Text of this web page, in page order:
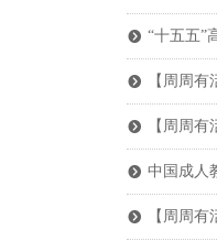
뀹 “十五五”
뀹 【周周
뀹 【周周
뀹 中国成人
뀹 【周周